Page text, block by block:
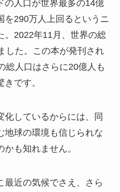
の人口が世界最多の14億
を290万人上回るというニ
。2022年11月、世界の総
した。この本が発刊され
総人口はさらに20億人も
です。
化しているからには、同
地球の環境も信じられな
も知れません。
最近の気候でさえ、さら